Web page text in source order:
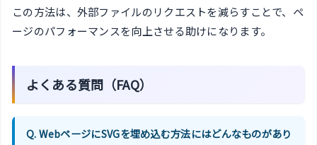
この方法は、外部ファイルのリクエストを減らすことで、ペ
ージのパフォーマンスを向上させる助けになります。
よくある質問（FAQ）
Q. WebページにSVGを埋め込む方法にはどんなものがあり